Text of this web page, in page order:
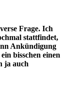
Frage. Ich
stattfindet,
Ankündigung
bisschen einen
ja auch